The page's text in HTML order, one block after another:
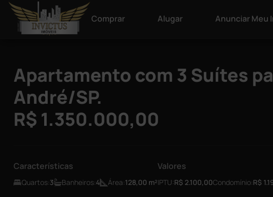
Comprar Alugar Anunciar Meu
Apartamento com 3 Suítes
André/SP.
R$ 1.350.000,00
Características
Quartos:3 Banheiros:4 Área:128,00 m²
Valores
IPTU:R$ 2.100,00Condomínio:R$